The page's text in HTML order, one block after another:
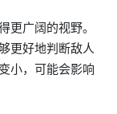
更广阔的视野。
更好地判断敌人
小，可能会影响